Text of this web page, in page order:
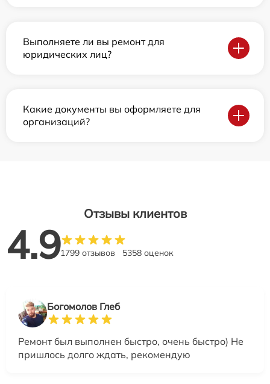
Выполняете ли вы ремонт для
юридических лиц?
Какие документы вы оформляете для
организаций?
Отзывы клиентов
4.91799 отзывов 5358 оценок
Богомолов Глеб
Ремонт был выполнен быстро, очень быстро) Не
пришлось долго ждать, рекомендую